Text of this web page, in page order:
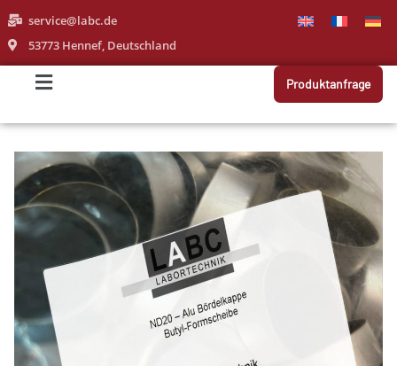
service@labc.de
53773 Hennef, Deutschland
Produktanfrage